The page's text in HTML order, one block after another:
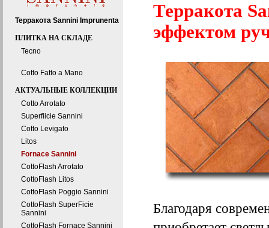
Терракота Sannini Imprunenta
ПЛИТКА НА СКЛАДЕ
Tecno
Cotto Fatto a Mano
АКТУАЛЬНЫЕ КОЛЛЕКЦИИ
Cotto Arrotato
Superfiicie Sannini
Cotto Levigato
Litos
Fornace Sannini
CottoFlash Arrotato
CottoFlash Litos
CottoFlash Poggio Sannini
CottoFlash SuperFicie
Sannini
CottoFlash Fornace Sannini
Терракота
эффектом
Благодаря